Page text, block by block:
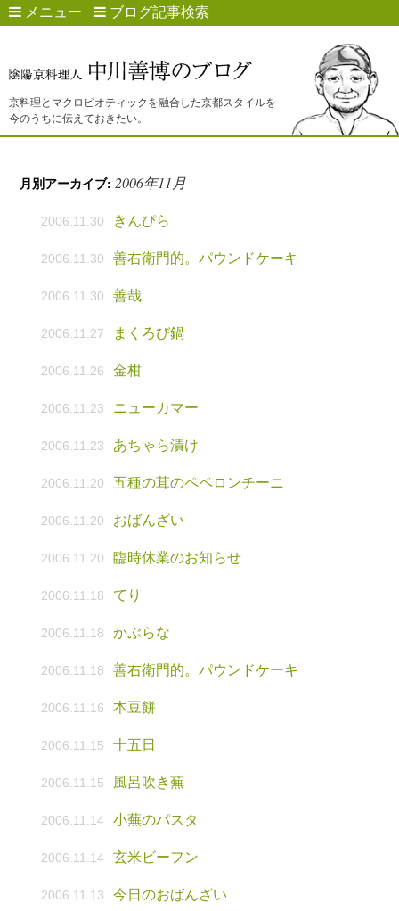
メニュー ブログ記事検索
京料理とマクロビオティックを融合した京都スタイルを
今のうちに伝えておきたい。
月別アーカイブ:2006年11月
2006.11.30 きんぴら
2006.11.30 善右衛門的。パウンドケーキ
2006.11.30 善哉
2006.11.27 まくろび鍋
2006.11.26 金柑
2006.11.23 ニューカマー
2006.11.23 あちゃら漬け
2006.11.20 五種の茸のペペロンチーニ
2006.11.20 おばんざい
2006.11.20 臨時休業のお知らせ
2006.11.18 てり
2006.11.18 かぶらな
2006.11.18 善右衛門的。パウンドケーキ
2006.11.16 本豆餅
2006.11.15 十五日
2006.11.15 風呂吹き蕪
2006.11.14 小蕪のパスタ
2006.11.14 玄米ビーフン
2006.11.13 今日のおばんざい